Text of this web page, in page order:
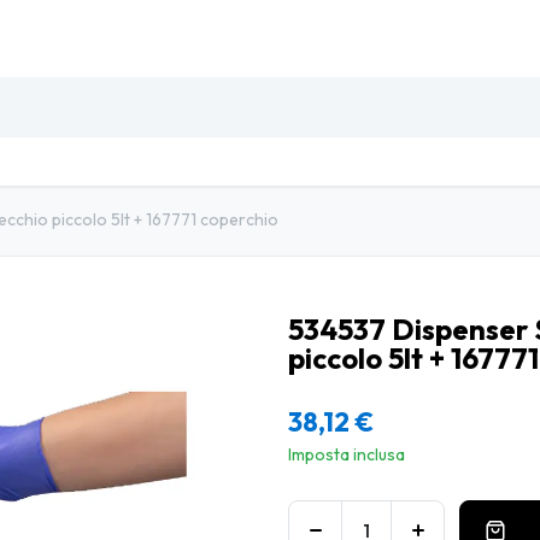
piccolo 5lt + 167771 coperchio
534537 Dispenser
piccolo 5lt +
38,12€
Imposta inclusa